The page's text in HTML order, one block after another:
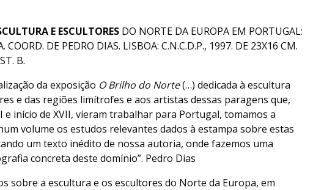
E ESCULTORES DO NORTE DA EUROPA EM PORTUGAL:
COORD. DE PEDRO DIAS. LISBOA: C.N.C.D.P., 1997. DE 23X16 CM.
B.
da exposição O Brilho do Norte(…) dedicada à escultura
e das regiões limítrofes e aos artistas dessas paragens que,
e início de XVII, vieram trabalhar para Portugal, tomamos a
volume os estudos relevantes dados à estampa sobre estas
um texto inédito de nossa autoria, onde fazemos uma
concreta deste domínio”. Pedro Dias
sobre a escultura e os escultores do Norte da Europa, em